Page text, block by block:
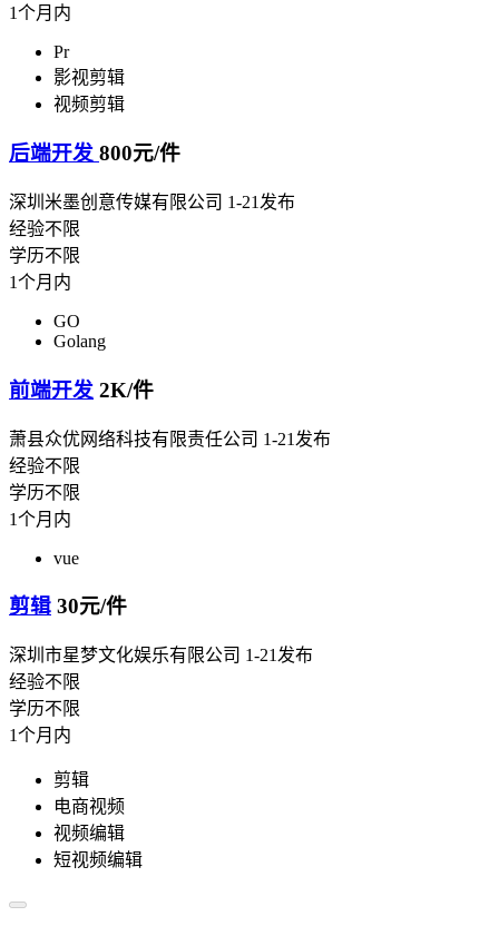
1个月内
Pr
影视剪辑
视频剪辑
后端开发 800元/件
深圳米墨创意传媒有限公司 1-21发布
经验不限
学历不限
1个月内
GO
Golang
前端开发 2K/件
萧县众优网络科技有限责任公司 1-21发布
经验不限
学历不限
1个月内
vue
剪辑 30元/件
深圳市星梦文化娱乐有限公司 1-21发布
经验不限
学历不限
1个月内
剪辑
电商视频
视频编辑
短视频编辑